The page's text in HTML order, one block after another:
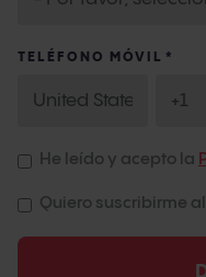
TELÉFONO MÓVIL *
He leído y acepto la
Quiero suscribirme